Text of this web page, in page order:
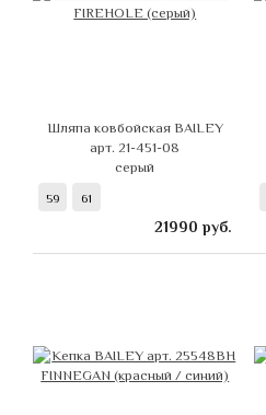
Шляпа ковбойская BAILEY
арт. 21-451-08
серый
59 61
21990 руб.